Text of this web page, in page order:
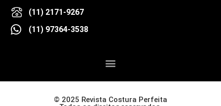
(11) 2171-9267
(11) 97364-3538
© 2025 Revista Costura Perfeita